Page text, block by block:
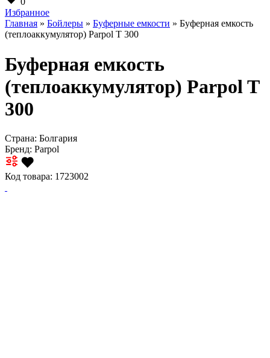
Избранное
Главная » Бойлеры » Буферные емкости » Буферная емкость
(теплоаккумулятор) Parpol T 300
Буферная емкость
(теплоаккумулятор) Parpol T
300
Страна: Болгария
Бренд: Parpol
Код товара: 1723002